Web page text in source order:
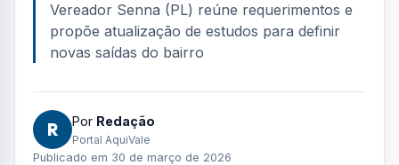
Vereador Senna (PL) reúne requerimentos e
propõe atualização de estudos para definir
novas saídas do bairro
R Por Redação
Portal AquiVale
Publicado em 30 de março de 2026